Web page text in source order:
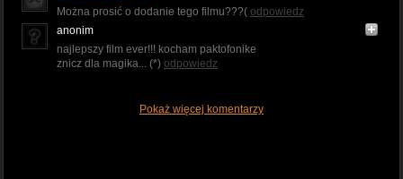
Można prosić o dodanie tego filmu???( odpowiedz
anonim
najlepszy film ever!!! kocham paktofonike
znicz dla magika... (*) odpowiedz
Pokaż więcej komentarzy